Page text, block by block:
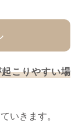
こりやすい場
いきます。